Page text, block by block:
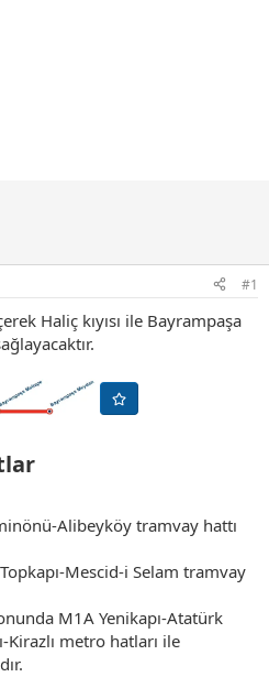
#1
Haliç kıyısı ile Bayrampaşa
Alibeyköy tramvay hattı
Mescid-i Selam tramvay
M1A Yenikapı-Atatürk
Kirazlı metro hatları ile